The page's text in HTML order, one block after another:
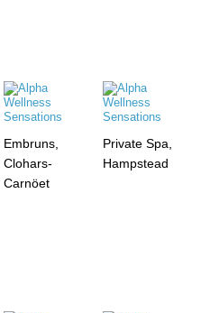
Embruns,
Clohars-
Carnöet
Private Spa,
Hampstead